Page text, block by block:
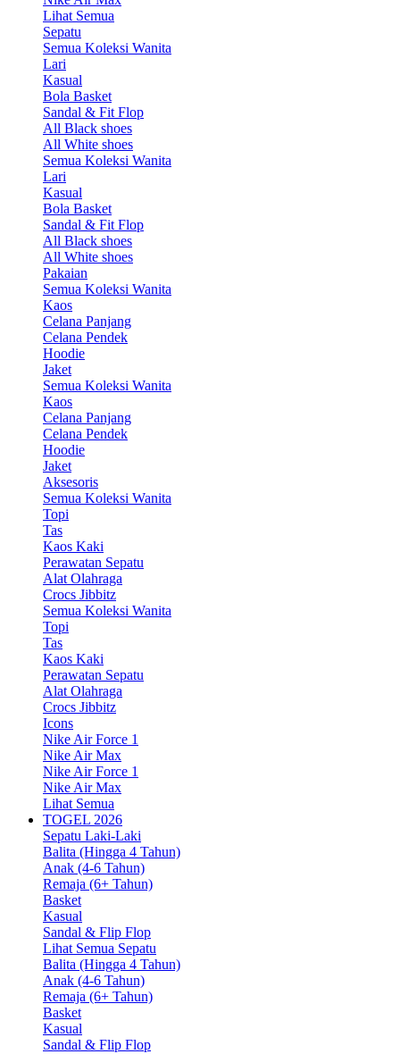
Lihat Semua
Sepatu
Semua Koleksi Wanita
Lari
Kasual
Bola Basket
Sandal & Fit Flop
All Black shoes
All White shoes
Semua Koleksi Wanita
Lari
Kasual
Bola Basket
Sandal & Fit Flop
All Black shoes
All White shoes
Pakaian
Semua Koleksi Wanita
Kaos
Celana Panjang
Celana Pendek
Hoodie
Jaket
Semua Koleksi Wanita
Kaos
Celana Panjang
Celana Pendek
Hoodie
Jaket
Aksesoris
Semua Koleksi Wanita
Topi
Tas
Kaos Kaki
Perawatan Sepatu
Alat Olahraga
Crocs Jibbitz
Semua Koleksi Wanita
Topi
Tas
Kaos Kaki
Perawatan Sepatu
Alat Olahraga
Crocs Jibbitz
Icons
Nike Air Force 1
Nike Air Max
Nike Air Force 1
Nike Air Max
Lihat Semua
TOGEL 2026
Sepatu Laki-Laki
Balita (Hingga 4 Tahun)
Anak (4-6 Tahun)
Remaja (6+ Tahun)
Basket
Kasual
Sandal & Flip Flop
Lihat Semua Sepatu
Balita (Hingga 4 Tahun)
Anak (4-6 Tahun)
Remaja (6+ Tahun)
Basket
Kasual
Sandal & Flip Flop